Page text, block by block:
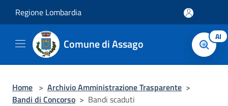
Regione Lombardia
Comune di Assago AI
Home > Archivio Amministrazione Trasparente >
Bandi di Concorso > Bandi scaduti